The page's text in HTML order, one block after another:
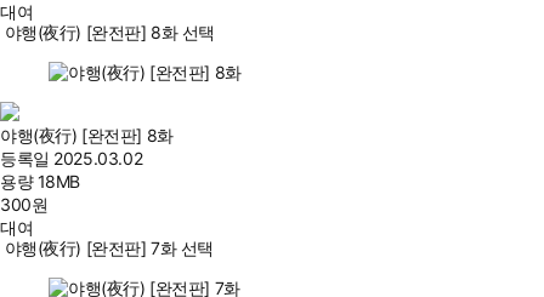
대여
야행(夜行) [완전판] 8화 선택
야행(夜行) [완전판] 8화
등록일 2025.03.02
용량18MB
300원
대여
야행(夜行) [완전판] 7화 선택